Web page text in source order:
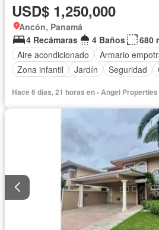
USD$ 1,250,000
Ancón, Panamá
4 Recámaras
4 Baños
680
Aire acondicionado
Armario
Zona infantil
Jardín Seguridad
Hace 6 días, 21 horas en - Angel Properties